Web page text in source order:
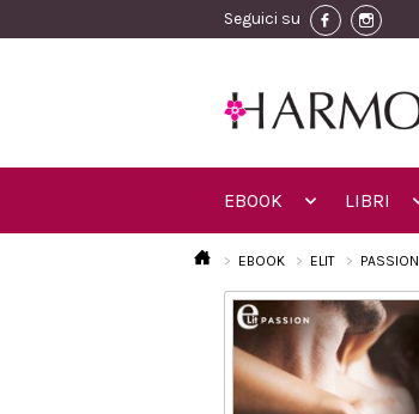
Seguici su
EBOOK LIBRI
EBOOK ELIT PASSION